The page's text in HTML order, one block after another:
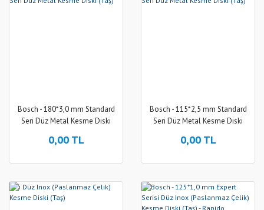
Bosch - 180*3,0 mm Standard
Seri Düz Metal Kesme Diski
0,00 TL
Bosch - 115*2,5 mm Standard
Seri Düz Metal Kesme Diski
0,00 TL